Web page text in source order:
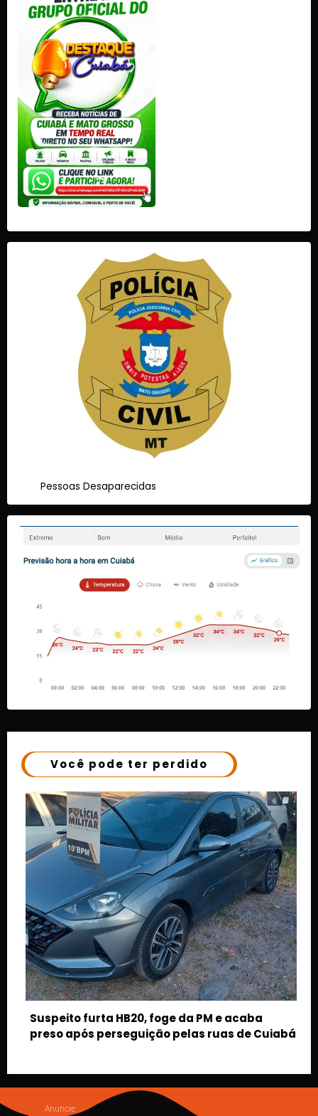
Pessoas Desaparecidas
Você pode ter perdido
Cuiabá